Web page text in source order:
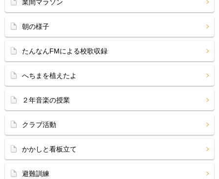
業間マラソン
朝の様子
たんなんFMによる校歌収録
へちまを植えたよ
２年音楽の授業
クラブ活動
かかしと看板立て
避難訓練